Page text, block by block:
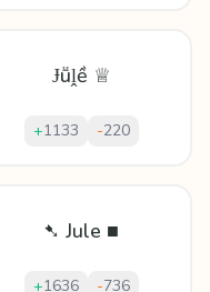
Ɉṻḽề ♕
+1133 -220
➷ Jule ■
+1636 -736